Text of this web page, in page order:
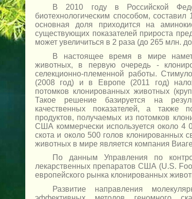
В 2010 году в Российской
биотехнологическим способом,
основная доля приходится на
существующих показателей прироста
может увеличиться в 2 раза (до 265 млн.
В настоящее время в мире
животных, в первую очередь -
селекционно-племенной работы.
(2008 год) и в Европе (2011 год)
потомков клонированных животных
Такое решение базируется на
качественных показателей, а также
продуктов, получаемых из потомков
США коммерчески используется около 4
скота и около 500 голов клонированных
животных в мире является компания
По данным Управления по
лекарственных препаратов США (U.S.
европейского рынка клонированных
Развитие направления